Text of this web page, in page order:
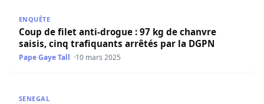
ENQUÊTE
Coup de filet anti-drogue : 97 kg de chanvre
saisis, cinq trafiquants arrêtés par la DGPN
Pape Gaye Tall 10 mars 2025
SENEGAL